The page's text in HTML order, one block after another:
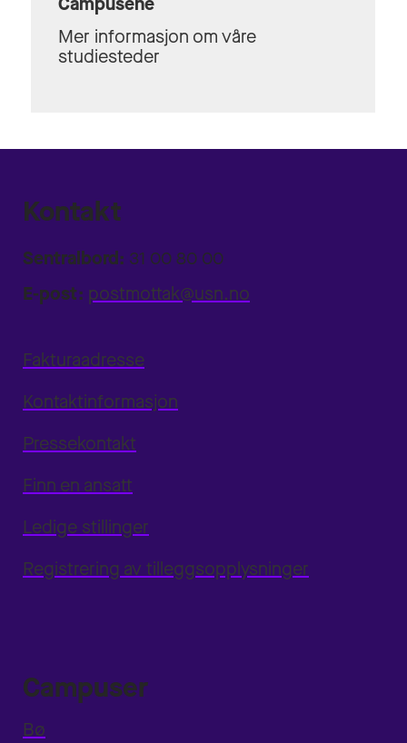
Mer informasjon om våre
studiesteder
Kontakt
Sentralbord: 31 00 80 00
E-post: postmottak@usn.no
Fakturaadresse
Kontaktinformasjon
Pressekontakt
Finn en ansatt
Ledige stillinger
Registrering av tilleggsopplysninger
Campuser
Bø